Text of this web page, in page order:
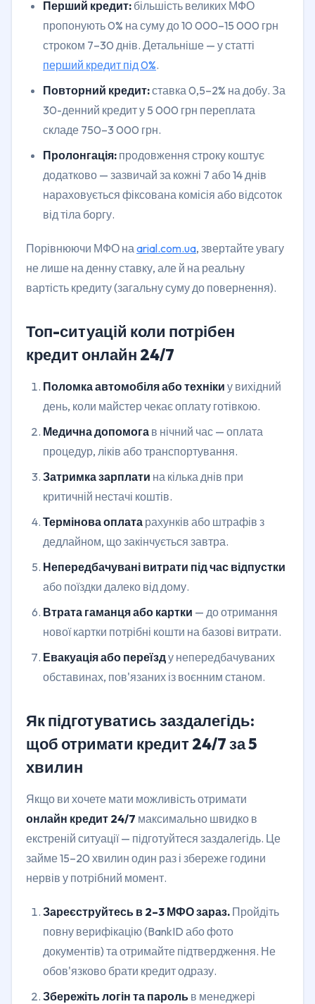
Перший кредит: більшість великих МФО
пропонують 0% на суму до 10 000–15 000 грн
строком 7–30 днів. Детальніше — у статті
перший кредит під 0%.
Повторний кредит:ставка 0,5–2% на добу. За
30-денний кредит у 5 000 грн переплата
складе 750–3 000 грн.
Пролонгація: продовження строку коштує
додатково — зазвичай за кожні 7 або 14 днів
нараховується фіксована комісія або відсоток
від тіла боргу.
Порівнюючи МФО на arial.com.ua, звертайте увагу
не лише на денну ставку, але й на реальну
вартість кредиту (загальну суму до повернення).
Топ-ситуацій коли потрібен
кредит онлайн 24/7
Поломка автомобіля або техніки у вихідний
день, коли майстер чекає оплату готівкою.
Медична допомога в нічний час — оплата
процедур, ліків або транспортування.
Затримка зарплати на кілька днів при
критичній нестачі коштів.
Термінова оплата рахунків або штрафів з
дедлайном, що закінчується завтра.
Непередбачувані витрати під час відпустки
або поїздки далеко від дому.
Втрата гаманця або картки — до отримання
нової картки потрібні кошти на базові витрати.
Евакуація або переїзду непередбачуваних
обставинах, пов'язаних із воєнним станом.
Як підготуватись заздалегідь:
щоб отримати кредит 24/7 за 5
хвилин
Якщо ви хочете мати можливість отримати
онлайн кредит 24/7 максимально швидко в
екстреній ситуації — підготуйтеся заздалегідь. Це
займе 15–20 хвилин один раз і збереже години
нервів у потрібний момент.
Зареєструйтесь в 2–3 МФО зараз. Пройдіть
повну верифікацію (BankID або фото
документів) та отримайте підтвердження. Не
обов'язково брати кредит одразу.
Збережіть логін та пароль в менеджері